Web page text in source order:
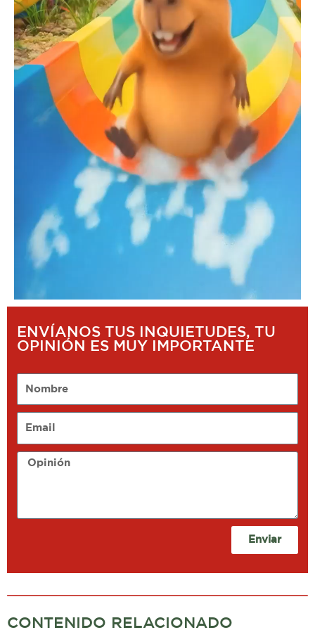
ENVÍANOS TUS INQUIETUDES, TU
OPINIÓN ES MUY IMPORTANTE
Opinión
Enviar
CONTENIDO RELACIONADO